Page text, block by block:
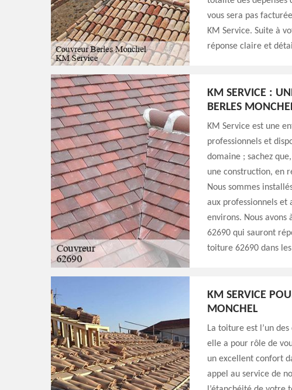
vous sera pas
KM Service. Suite à
réponse claire et
KM SERVICE :
BERLES
KM Service est une
professionnels et
domaine ; sachez
une construction, en
Nous sommes
aux professionnels et
environs. Nous avons
62690 qui sauront
toiture 62690 dans
KM SERVICE
MONCHEL
La toiture est l’un
elle a pour rôle de
un excellent confort
appel au service de